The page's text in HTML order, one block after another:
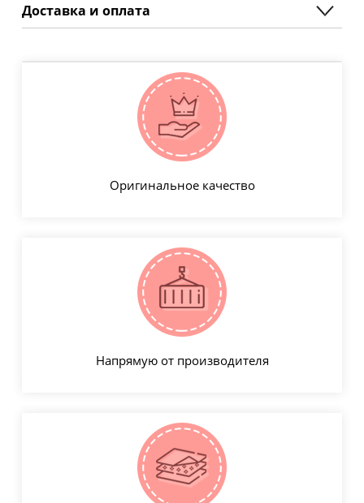
Доставка и оплата
Оригинальное качество
Напрямую от производителя